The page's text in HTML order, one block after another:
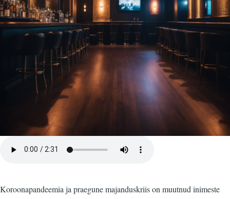
Koroonapandeemia ja praegune majanduskriis on muutnud inimeste